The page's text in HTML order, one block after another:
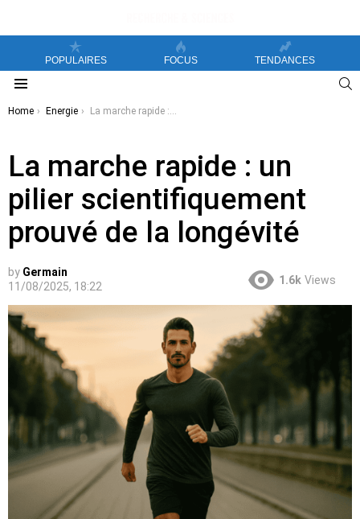
POPULAIRES FOCUS TENDANCES
You are here:
Home Energie La marche rapide : un pilier scientifiquement prouvé de la longévité
La marche rapide : un
pilier scientifiquement
prouvé de la longévité
by Germain
11/08/2025, 18:22
1.6k Views